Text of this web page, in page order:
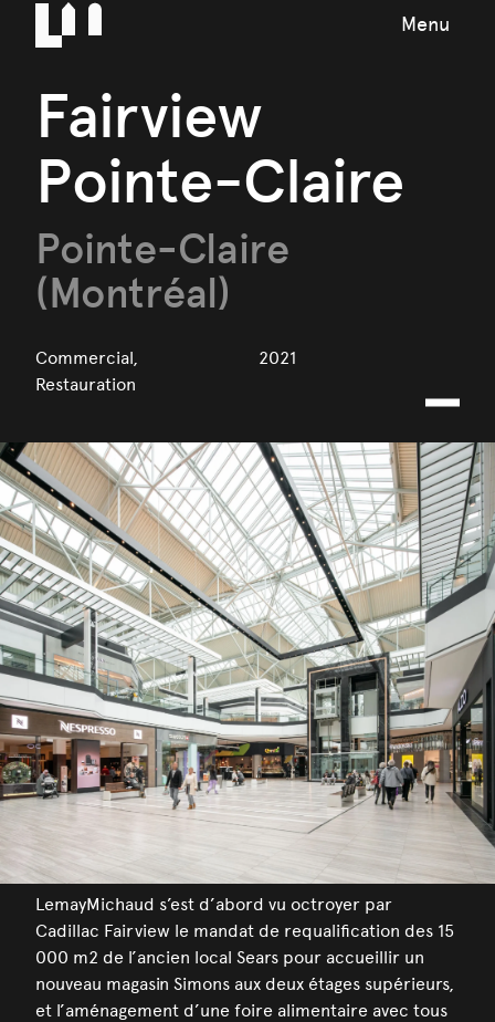
Menu
Fairview
Pointe-Claire
Pointe-Claire
(Montréal)
Commercial,
Restauration
2021
LemayMichaud s’est d’abord vu octroyer par
Cadillac Fairview le mandat de requalification des 15
000 m2 de l’ancien local Sears pour accueillir un
nouveau magasin Simons aux deux étages supérieurs,
et l’aménagement d’une foire alimentaire avec tous